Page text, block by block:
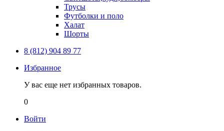
Трусы
Футболки и поло
Халат
Шорты
8 (812) 904 89 77
Избранное
У вас еще нет избранных товаров.
0
Войти